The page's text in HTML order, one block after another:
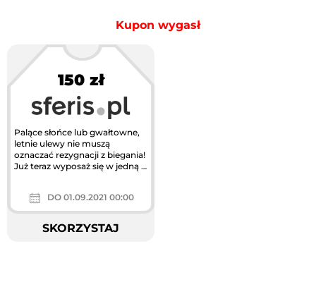
Kupon wygasł
150 zł
Palące słońce lub gwałtowne,
letnie ulewy nie muszą
oznaczać rezygnacji z biegania!
Już teraz wyposaż się w jedną z
DO 01.09.2021 00:00
SKORZYSTAJ